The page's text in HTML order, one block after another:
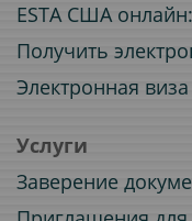
ESTA США
Получить
Электронная
Услуги
Заверение